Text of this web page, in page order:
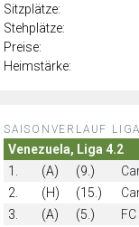
Sitzplätze:
Stehplätze:
Preise:
Heimstärke:
SAISONVERLAUF
Venezuela, Liga 4.2
1.
(A) (9.)
2.
(H) (15.)
3.
(A) (5.)